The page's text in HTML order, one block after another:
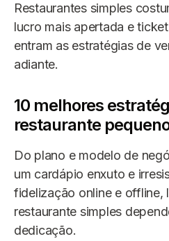
Restaurantes simples
lucro mais apertada e
entram as estratégias de
adiante.
10 melhores
restaurante
Do plano e modelo de
um cardápio enxuto e
fidelização online e offline,
restaurante simples
dedicação.